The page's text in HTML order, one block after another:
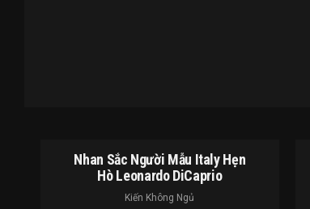
Nhan Sắc Người Mẫu Italy Hẹn
Hò Leonardo DiCaprio
Kiến Không Ngủ